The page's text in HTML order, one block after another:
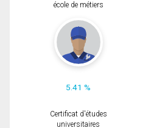
école de métiers
5.41 %
Certificat d'études
universitaires